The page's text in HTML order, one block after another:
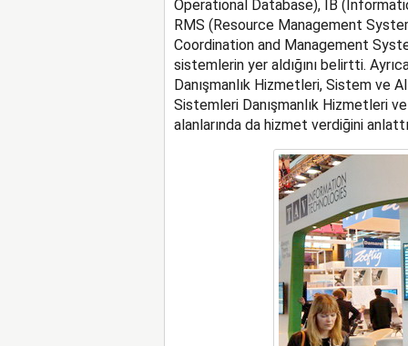
Operational Database), IB
RMS (Resource Management
Coordination and Management
sistemlerin yer aldığını belirtti.
Danışmanlık Hizmetleri, Sistem ve
Sistemleri Danışmanlık Hizmetleri
alanlarında da hizmet verdiğini